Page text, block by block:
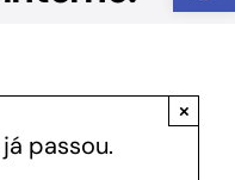
passou.
×